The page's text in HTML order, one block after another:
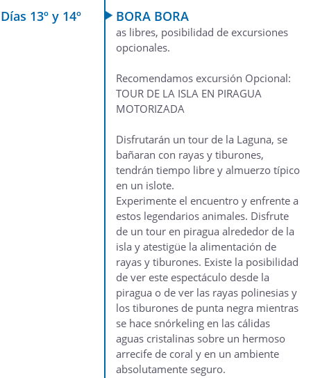
Días 13º y 14º BORA BORA
as libres, posibilidad de excursiones
opcionales.
Recomendamos excursión Opcional:
TOUR DE LA ISLA EN PIRAGUA
MOTORIZADA
Disfrutarán un tour de la Laguna, se
bañaran con rayas y tiburones,
tendrán tiempo libre y almuerzo típico
en un islote.
Experimente el encuentro y enfrente a
estos legendarios animales. Disfrute
de un tour en piragua alrededor de la
isla y atestigüe la alimentación de
rayas y tiburones. Existe la posibilidad
de ver este espectáculo desde la
piragua o de ver las rayas polinesias y
los tiburones de punta negra mientras
se hace snórkeling en las cálidas
aguas cristalinas sobre un hermoso
arrecife de coral y en un ambiente
absolutamente seguro.